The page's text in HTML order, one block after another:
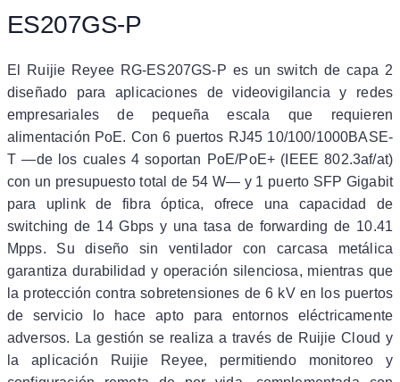
ES207GS-P
El Ruijie Reyee RG-ES207GS-P es un switch de capa 2
diseñado para aplicaciones de videovigilancia y redes
empresariales de pequeña escala que requieren
alimentación PoE. Con 6 puertos RJ45 10/100/1000BASE-
T —de los cuales 4 soportan PoE/PoE+ (IEEE 802.3af/at)
con un presupuesto total de 54 W— y 1 puerto SFP Gigabit
para uplink de fibra óptica, ofrece una capacidad de
switching de 14 Gbps y una tasa de forwarding de 10.41
Mpps. Su diseño sin ventilador con carcasa metálica
garantiza durabilidad y operación silenciosa, mientras que
la protección contra sobretensiones de 6 kV en los puertos
de servicio lo hace apto para entornos eléctricamente
adversos. La gestión se realiza a través de Ruijie Cloud y
la aplicación Ruijie Reyee, permitiendo monitoreo y